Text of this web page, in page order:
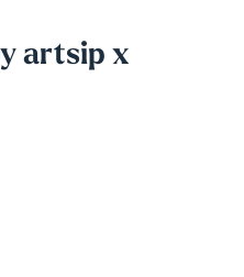
artsip x